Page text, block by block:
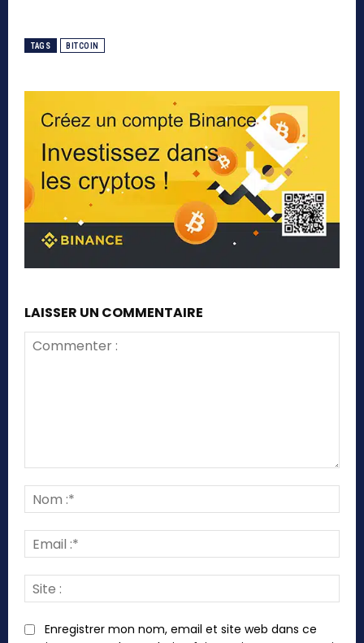
TAGS BITCOIN
LAISSER UN COMMENTAIRE
:*
:*
:
Enregistrer mon nom, email et site web dans ce